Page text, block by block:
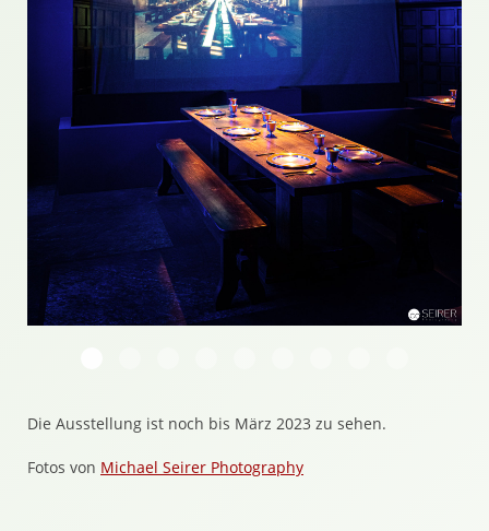
Die Ausstellung ist noch bis März 2023 zu sehen.
Fotos von Michael Seirer Photography